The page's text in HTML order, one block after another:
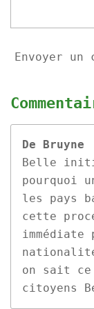
Envoyer un
De Bruyne
Belle
pourquoi
les pays
cette
on sait ce
citoyens